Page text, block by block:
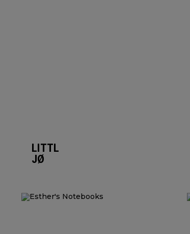
LITTLE
JØ